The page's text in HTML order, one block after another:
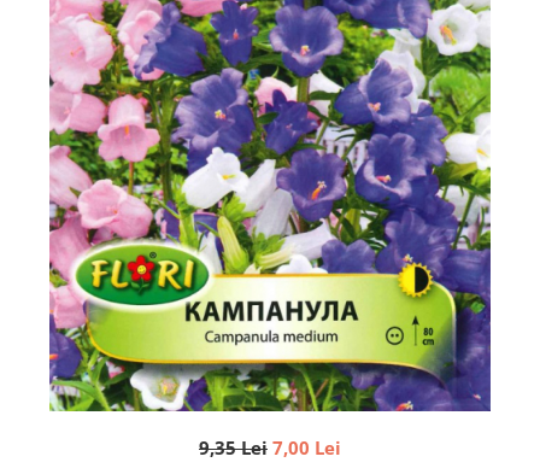
Semințe de Gogoșari
Semințe de Gulii
Semințe de Mazăre
Semințe de Morcovi
Semințe de Pepeni
Semințe de Porumb
Semințe de Praz
Semințe de Păstârnac
Semințe de Ridichi
Semințe de Salată
Semințe de Sfeclă
9,35 Lei 7,00 Lei